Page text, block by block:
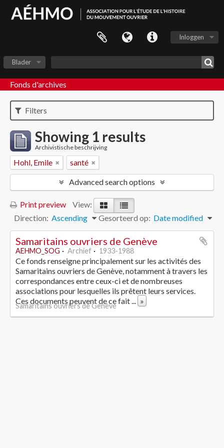
Inloggen
Blader
Fonds d'archives
Filters
Showing 1 results
Archivistische beschrijving
Hohl, Emile santé
Advanced search options
Print preview
View:
Gesorteerd op: Date modified
Direction: Ascending
Samaritains ouvriers de Genève
AEHMO_SOG Archief 1933-1988
Ce fonds renseigne principalement sur les activités des
Samaritains ouvriers de Genève, notamment à travers les
correspondances entre ceux-ci et de nombreuses
associations pour lesquelles ils prêtent leurs services.
Ces documents peuvent de ce fait... »
Samaritains ouvriers de Genève